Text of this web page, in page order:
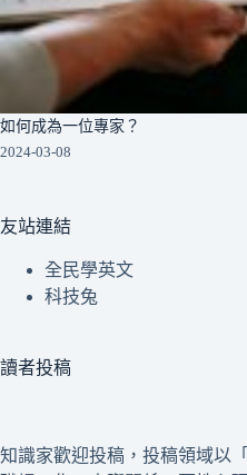
如何成為一位專家？
2024-03-08
友站連結
全民學英文
科技兔
讀者投稿
知識家歡迎投稿，投稿領域以